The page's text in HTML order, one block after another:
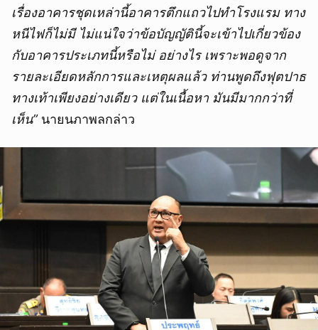
เรื่องอาคารชุดเหล่านี้อาคารตึกแถวไปทำโรงแรม ทาง
หนีไฟก็ไม่มี ไม่แน่ใจว่าข้อบัญญัตินี้จะเข้าไปเกี่ยวข้อง
กับอาคารประเภทนี้หรือไม่อย่างไร เพราะพอดูจาก
รายละเอียดหลักการและเหตุผลแล้ว ท่านพูดถึงฟุตปาธ
ทางเท้าเพียงอย่างเดียว แต่ในเนื้อหา มันมีมากกว่าที่
เห็น”นายนภาพลกล่าว